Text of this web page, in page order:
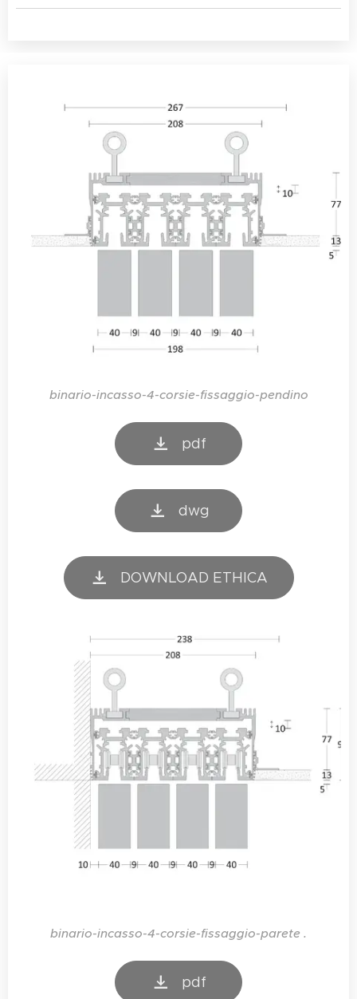
binario-incasso-4-corsie-fissaggio-pendino
pdf
dwg
DOWNLOAD ETHICA
binario-incasso-4-corsie-fissaggio-parete .
pdf